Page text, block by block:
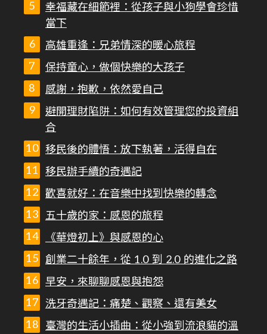
幸福藏在細節裡：從孩子與小狗學會珍惜
當下
高雄重逢：兄弟情深的暖心旅程
保持童心，做個快樂的大孩子
感謝，抱歉，依然愛自己
避開理財陷阱：如何有效管理您的投資組
合
移民後的體悟：放下執著，活得自在
移民辦手續的奇遇記
歡喜就好：在音樂中找到快樂的轉念
五十歲的家：感恩的旅程
《華燈初上》與感恩的心
創業二十餘年，從 1.0 到 2.0 的進化之路
早安，來聊聊感恩與抱怨
洗牙奇遇記：痛楚、觀察、還有美女
臺灣的生活小插曲：從小強到流浪貓的溫